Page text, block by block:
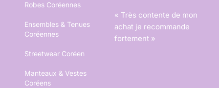
Robes Coréennes
Ensembles & Tenues
Coréennes
Streetwear Coréen
Manteaux & Vestes
Coréens
« Très contente de mon
achat je recommande
fortement »